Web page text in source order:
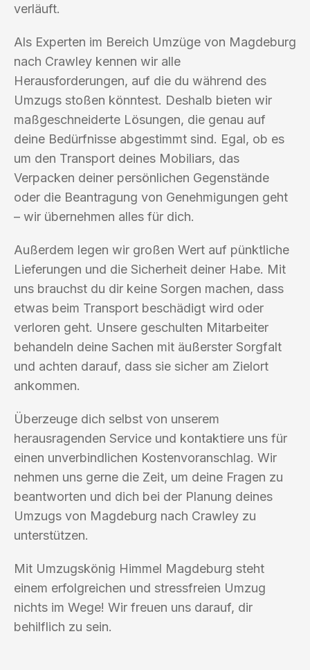
verläuft.
Als Experten im Bereich Umzüge von Magdeburg
nach Crawley kennen wir alle
Herausforderungen, auf die du während des
Umzugs stoßen könntest. Deshalb bieten wir
maßgeschneiderte Lösungen, die genau auf
deine Bedürfnisse abgestimmt sind. Egal, ob es
um den Transport deines Mobiliars, das
Verpacken deiner persönlichen Gegenstände
oder die Beantragung von Genehmigungen geht
– wir übernehmen alles für dich.
Außerdem legen wir großen Wert auf pünktliche
Lieferungen und die Sicherheit deiner Habe. Mit
uns brauchst du dir keine Sorgen machen, dass
etwas beim Transport beschädigt wird oder
verloren geht. Unsere geschulten Mitarbeiter
behandeln deine Sachen mit äußerster Sorgfalt
und achten darauf, dass sie sicher am Zielort
ankommen.
Überzeuge dich selbst von unserem
herausragenden Service und kontaktiere uns für
einen unverbindlichen Kostenvoranschlag. Wir
nehmen uns gerne die Zeit, um deine Fragen zu
beantworten und dich bei der Planung deines
Umzugs von Magdeburg nach Crawley zu
unterstützen.
Mit Umzugskönig Himmel Magdeburg steht
einem erfolgreichen und stressfreien Umzug
nichts im Wege! Wir freuen uns darauf, dir
behilflich zu sein.